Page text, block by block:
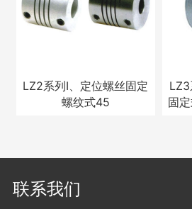
LZ2系列Ⅰ、定位螺丝固定
螺纹式45
LZ3
固
联系我们